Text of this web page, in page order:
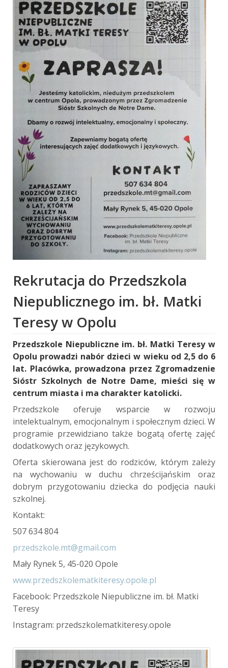
Rekrutacja do Przedszkola
Niepublicznego im. bł. Matki
Teresy w Opolu
Przedszkole Niepubliczne im. bł. Matki Teresy w
Opolu prowadzi nabór dzieci w wieku od 2,5 do 6
lat. Placówka, prowadzona przez Zgromadzenie
Sióstr Szkolnych de Notre Dame, mieści się w
centrum miasta i ma charakter katolicki.
Przedszkole oferuje wsparcie w rozwoju
intelektualnym, emocjonalnym i społecznym dzieci. W
programie przewidziano także bogatą ofertę zajęć
dodatkowych oraz językowych.
Oferta skierowana jest do rodziców, którym zależy
na wychowaniu w duchu chrześcijańskim oraz
dobrym przygotowaniu dziecka do podjęcia nauki
szkolnej.
Kontakt:
507 634 804
przedszkole.mt@gmail.com
Mały Rynek 5, 45-020 Opole
www.przedszkolematkiteresy.opole.pl
Facebook: Przedszkole Niepubliczne im. bł. Matki
Teresy
Instagram: przedszkolematkiteresy.opole